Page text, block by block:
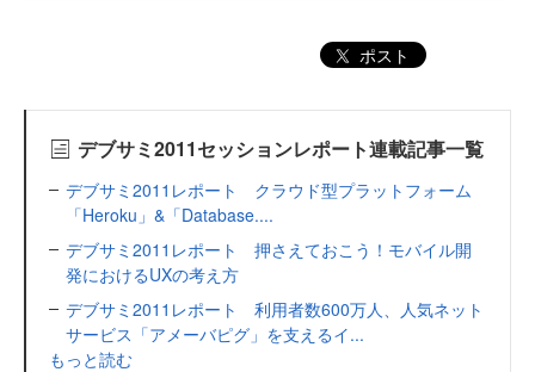
ポスト
デブサミ2011セッションレポート連載記事一覧
デブサミ2011レポート クラウド型プラットフォーム
「Heroku」&「Database....
デブサミ2011レポート 押さえておこう！モバイル開
発におけるUXの考え方
デブサミ2011レポート 利用者数600万人、人気ネット
サービス「アメーバピグ」を支えるイ...
もっと読む